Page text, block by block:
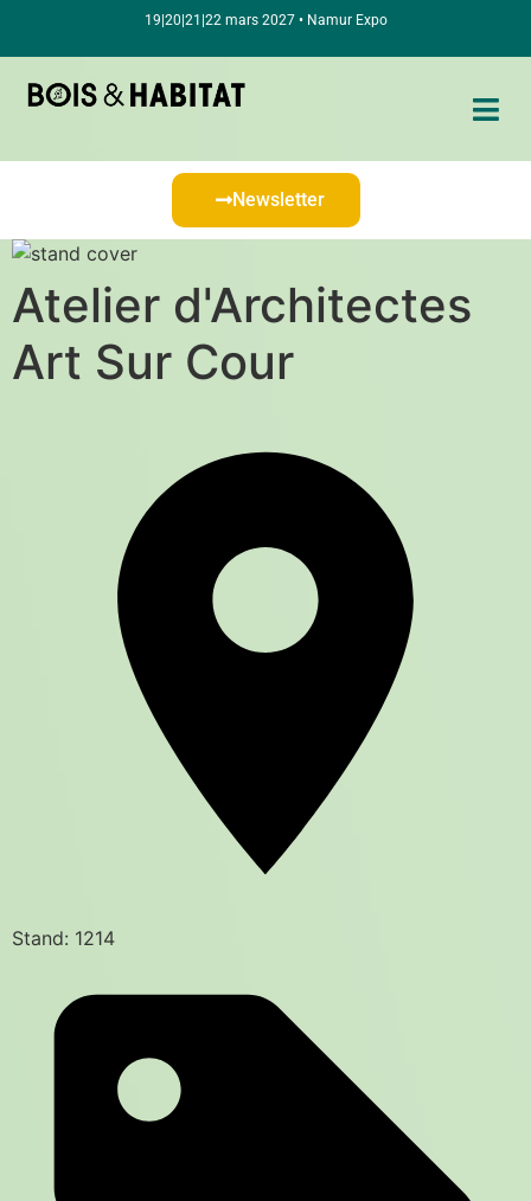
19|20|21|22 mars 2027 • Namur Expo
Newsletter
Atelier d'Architectes
Art Sur Cour
Stand: 1214